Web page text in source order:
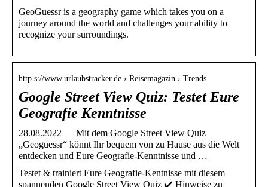
GeoGuessr is a geography game which takes you on a
journey around the world and challenges your ability to
recognize your surroundings.
http s://www.urlaubstracker.de › Reisemagazin › Trends
Google Street View Quiz: Testet Eure
Geografie Kenntnisse
28.08.2022 — Mit dem Google Street View Quiz
„Geoguessr“ könnt Ihr bequem von zu Hause aus die Welt
entdecken und Eure Geografie-Kenntnisse und …
Testet & trainiert Eure Geografie-Kentnisse mit diesem
spannenden Google Street View Quiz ✔️ Hinweise zu